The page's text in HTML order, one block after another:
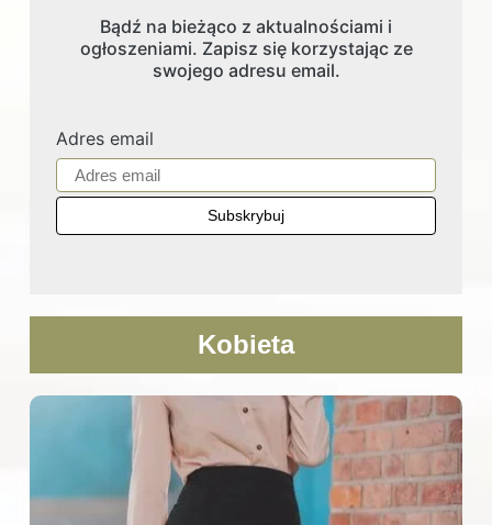
Bądź na bieżąco z aktualnościami i
ogłoszeniami. Zapisz się korzystając ze
swojego adresu email.
Adres email
Kobieta